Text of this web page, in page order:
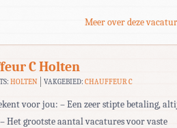
Meer over deze
C Holten
HOLTEN VAKGEBIED:CHAUFFEUR C
voor jou: – Een zeer stipte betaling,
Het grootste aantal vacatures voor vaste